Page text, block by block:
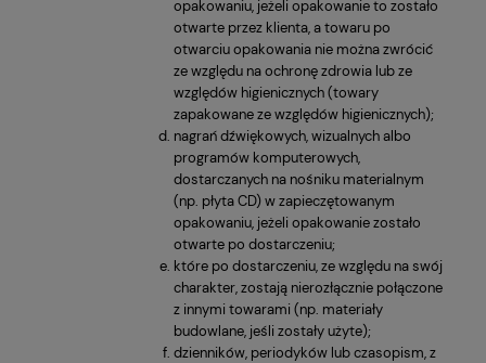
opakowaniu, jeżeli opakowanie to zostało
otwarte przez klienta, a towaru po
otwarciu opakowania nie można zwrócić
ze względu na ochronę zdrowia lub ze
względów higienicznych (towary
zapakowane ze względów higienicznych);
nagrań dźwiękowych, wizualnych albo
programów komputerowych,
dostarczanych na nośniku materialnym
(np. płyta CD) w zapieczętowanym
opakowaniu, jeżeli opakowanie zostało
otwarte po dostarczeniu;
które po dostarczeniu, ze względu na swój
charakter, zostają nierozłącznie połączone
z innymi towarami (np. materiały
budowlane, jeśli zostały użyte);
dzienników, periodyków lub czasopism, z